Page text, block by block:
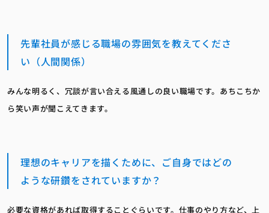
先輩社員が感じる職場の雰囲気を教えてくださ
い（人間関係）
みんな明るく、冗談が言い合える風通しの良い職場です。あちこちか
ら笑い声が聞こえてきます。
理想のキャリアを描くために、ご自身ではどの
ような研鑽をされていますか？
必要な資格があれば取得することぐらいです。仕事のやり方など、上